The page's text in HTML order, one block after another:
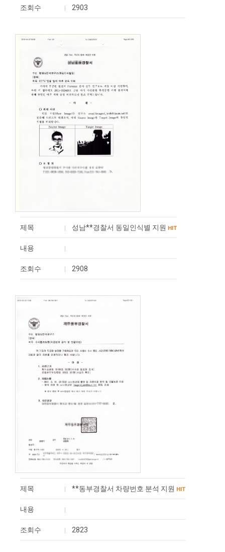
조회수 2903
제목 성남**경찰서 동일인식별 지원 HIT
내용
조회수 2908
제목 **동부경찰서 차량번호 분석 지원 HIT
내용
조회수 2823